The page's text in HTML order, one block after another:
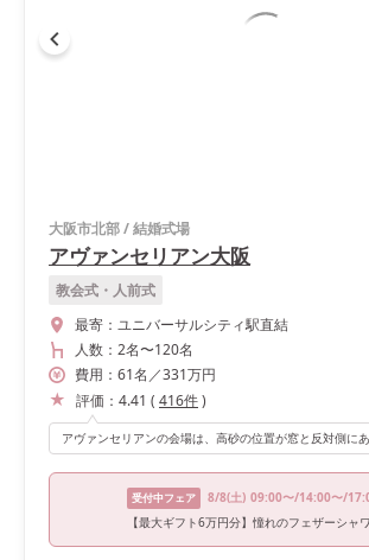
大阪市北部/結婚式場
アヴァンセリアン大阪
教会式・人前式
最寄： ユニバーサルシティ駅直結
人数： 2名〜120名
費用： 61名 ／331万円
評価： 4.41 ( 416件)
受付中フェア 8/8(土) 09:00〜/14:00〜/